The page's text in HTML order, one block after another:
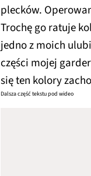
plecków.
Trochę go ratuje
jedno z moich
części mojej
się ten kolory
Dalsza część tekstu pod wideo